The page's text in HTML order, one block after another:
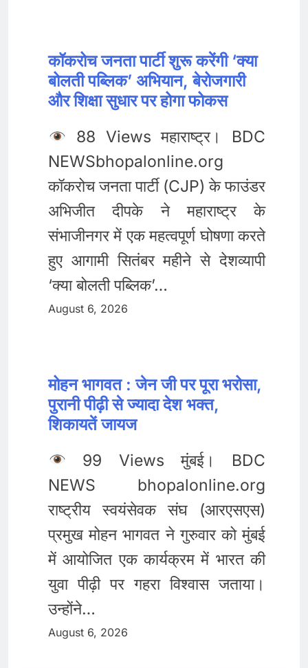
कॉकरोच जनता पार्टी शुरू करेंगी ‘क्या
बोलती पब्लिक’ अभियान, बेरोजगारी
और शिक्षा सुधार पर होगा फोकस
88 Views महाराष्ट्र। BDC
NEWSbhopalonline.org
कॉकरोच जनता पार्टी (CJP) के फाउंडर
अभिजीत दीपके ने महाराष्ट्र के
संभाजीनगर में एक महत्वपूर्ण घोषणा करते
हुए आगामी सितंबर महीने से देशव्यापी
‘क्या बोलती पब्लिक’…
August 6, 2026
मोहन भागवत : जेन जी पर पूरा भरोसा,
पुरानी पीढ़ी से ज्यादा देश भक्त,
शिकायतें जायज
99 Views मुंबई। BDC
NEWS bhopalonline.org
राष्ट्रीय स्वयंसेवक संघ (आरएसएस)
प्रमुख मोहन भागवत ने गुरुवार को मुंबई
में आयोजित एक कार्यक्रम में भारत की
युवा पीढ़ी पर गहरा विश्वास जताया।
उन्होंने…
August 6, 2026